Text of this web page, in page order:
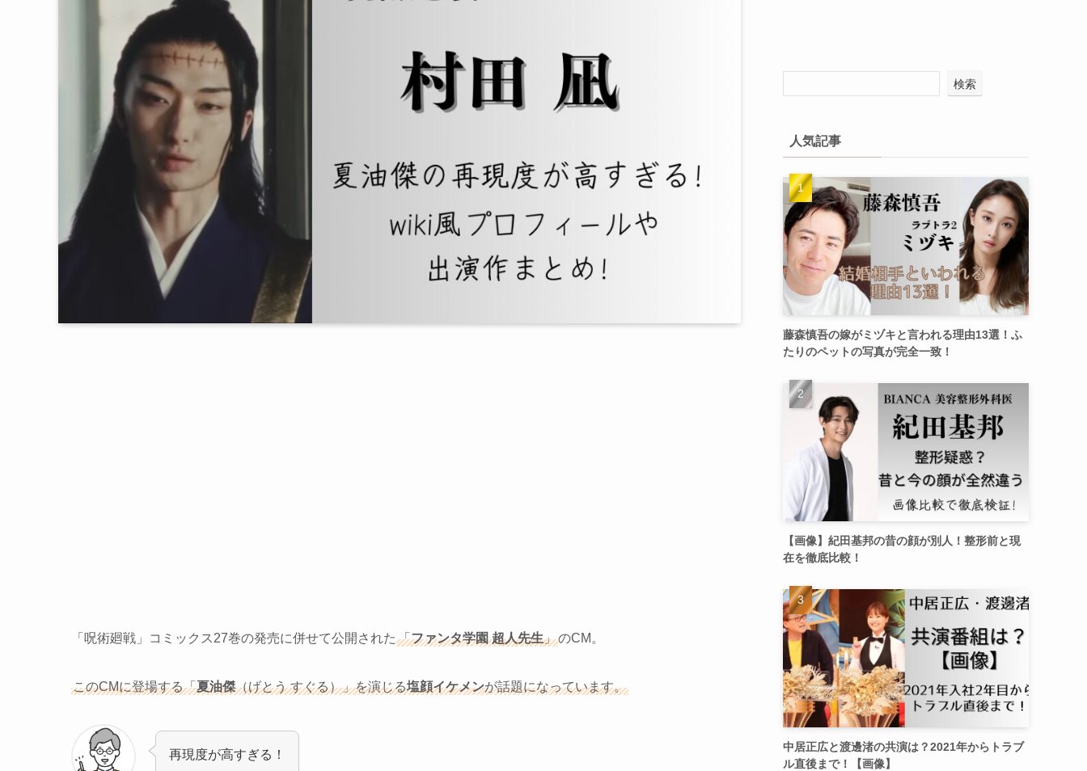
「呪術廻戦」コミックス27巻の発売に併せて公開された 「ファンタ学園 超人先生」のCM。
このCMに登場する「夏油傑（げとう すぐる）」を演じる塩顔イケメンが話題になっています。
再現度が高すぎる！
検索
人気記事
藤森慎吾の嫁がミヅキと言われる理由13選！ふ
たりのペットの写真が完全一致！
【画像】紀田基邦の昔の顔が別人！整形前と現
在を徹底比較！
中居正広と渡邊渚の共演は？2021年からトラブ
ル直後まで！【画像】